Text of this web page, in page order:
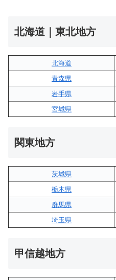
北海道｜東北地方
北海道
青森県
岩手県
宮城県
関東地方
茨城県
栃木県
群馬県
埼玉県
甲信越地方